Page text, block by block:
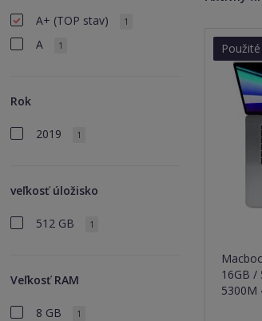
A+ (TOP stav) 1
A 1
Rok
2019 1
veľkosť úložisko
512 GB 1
Veľkosť RAM
8 GB 1
Použité
16GB /
5300M